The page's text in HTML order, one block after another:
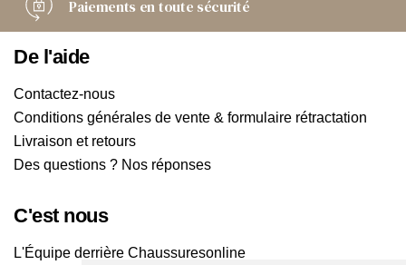
Paiements en toute sécurité
De l'aide
Contactez-nous
Conditions générales de vente & formulaire rétractation
Livraison et retours
Des questions ? Nos réponses
C'est nous
L'Équipe derrière Chaussuresonline